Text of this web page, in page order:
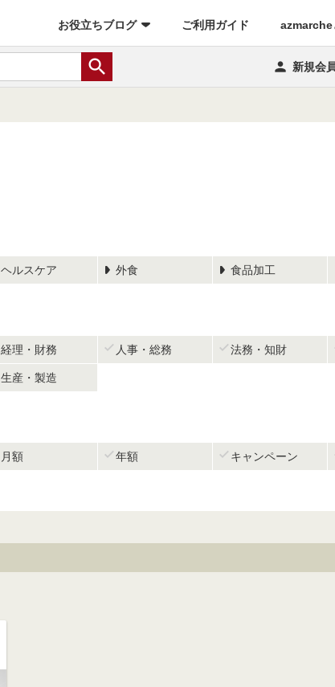
お役立ちブログ ご利用ガイド (current)azmarche
  新規会
ヘルスケア 外食 食品加工
経理・財務  人事・総務  法務・知財
生産・製造
月額  年額  キャンペーン